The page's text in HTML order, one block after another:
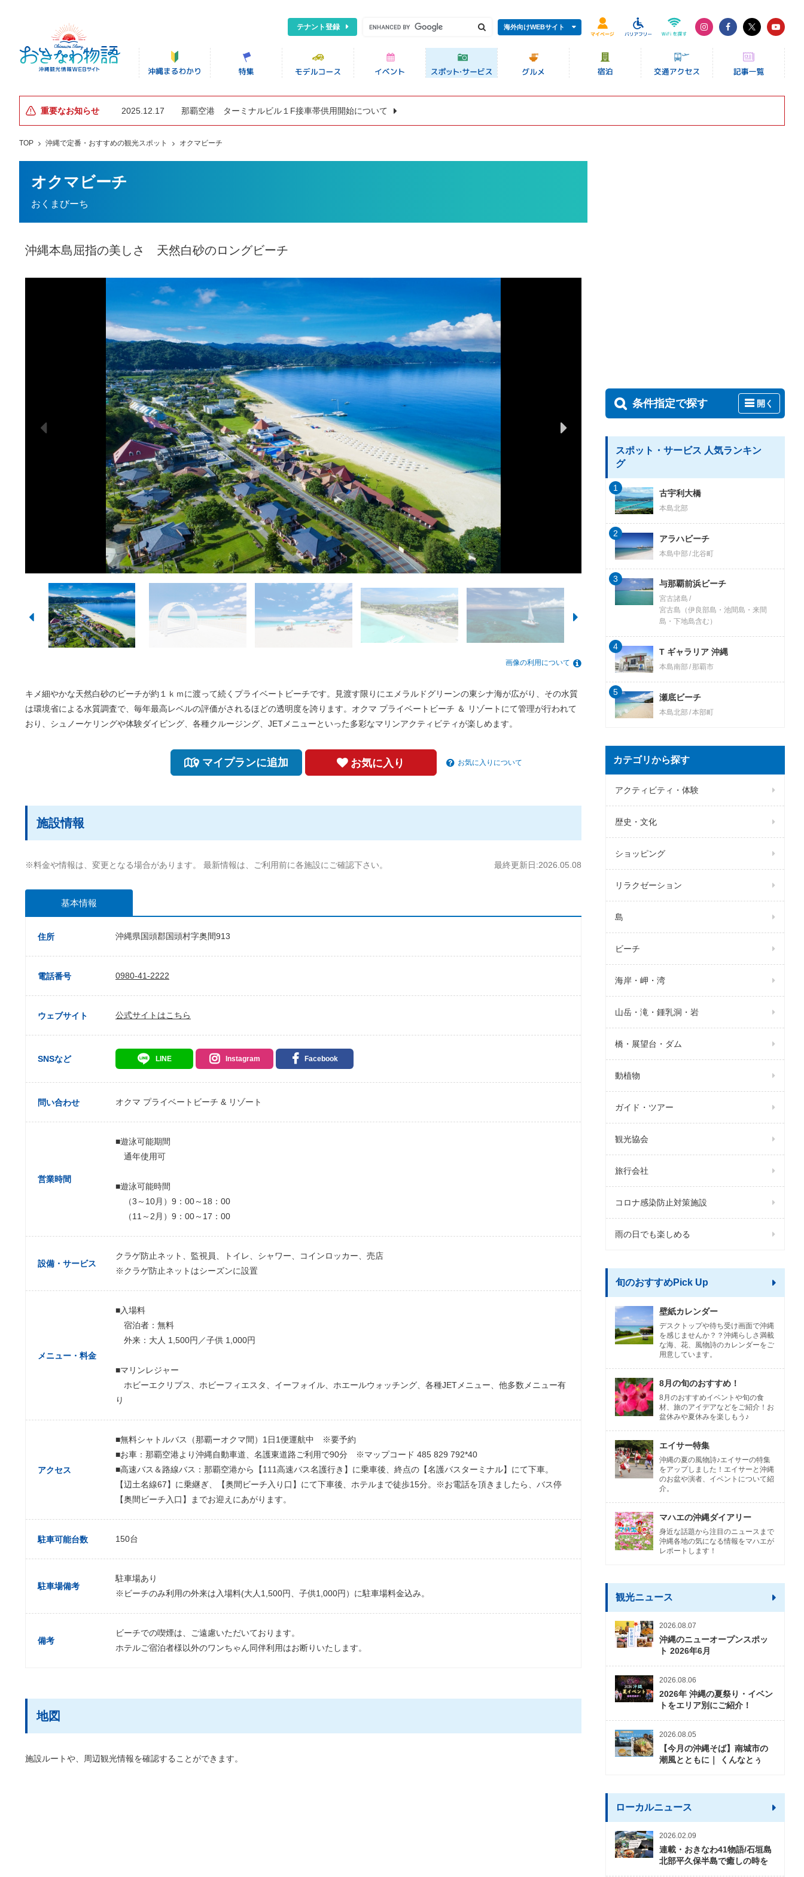
テナント登録 海外向けWEBサイト
重要なお知らせ 2025.12.17 那覇空港 ターミナルビル１F接車帯供用開始について
TOP 沖縄で定番・おすすめの観光スポット オクマビーチ
オクマビーチ
おくまびーち
沖縄本島屈指の美しさ 天然白砂のロングビーチ
画像の利用について
キメ細やかな天然白砂のビーチが約１ｋｍに渡って続くプライベートビーチです。見渡す限りにエメラルドグリーンの東シナ海が広がり、その水質
は環境省による水質調査で、毎年最高レベルの評価がされるほどの透明度を誇ります。オクマ プライベートビーチ ＆ リゾートにて管理が行われて
おり、シュノーケリングや体験ダイビング、各種クルージング、JETメニューといった多彩なマリンアクティビティが楽しめます。
マイプランに追加 お気に入り お気に入りについて
施設情報
※料金や情報は、変更となる場合があります。 最新情報は、ご利用前に各施設にご確認下さい。 最終更新日:2026.05.08
基本情報
住所 沖縄県国頭郡国頭村字奥間913
電話番号 0980-41-2222
ウェブサイト 公式サイトはこちら
SNSなど LINE Instagram Facebook
問い合わせ オクマ プライベートビーチ & リゾート
営業時間
■遊泳可能期間
通年使用可
■遊泳可能時間
（3～10月）9：00～18：00
（11～2月）9：00～17：00
設備・サービス
クラゲ防止ネット、監視員、トイレ、シャワー、コインロッカー、売店
※クラゲ防止ネットはシーズンに設置
メニュー・料金
■入場料
宿泊者：無料
外来：大人 1,500円／子供 1,000円
■マリンレジャー
ホビーエクリプス、ホビーフィエスタ、イーフォイル、ホエールウォッチング、各種JETメニュー、他多数メニュー有
り
アクセス
■無料シャトルバス（那覇ーオクマ間）1日1便運航中 ※要予約
■お車：那覇空港より沖縄自動車道、名護東道路ご利用で90分 ※マップコード 485 829 792*40
■高速バス＆路線バス：那覇空港から【111高速バス名護行き】に乗車後、終点の【名護バスターミナル】にて下車。
【辺土名線67】に乗継ぎ、【奥間ビーチ入り口】にて下車後、ホテルまで徒歩15分。※お電話を頂きましたら、バス停
【奥間ビーチ入口】までお迎えにあがります。
駐車可能台数 150台
駐車場備考
駐車場あり
※ビーチのみ利用の外来は入場料(大人1,500円、子供1,000円）に駐車場料金込み。
備考
ビーチでの喫煙は、ご遠慮いただいております。
ホテルご宿泊者様以外のワンちゃん同伴利用はお断りいたします。
地図
施設ルートや、周辺観光情報を確認することができます。
条件指定で探す 開く
スポット・サービス 人気ランキン
グ
古宇利大橋
本島北部
1
アラハビーチ
本島中部 北谷町
2
与那覇前浜ビーチ
宮古諸島
宮古島（伊良部島・池間島・来間
島・下地島含む）
3
T ギャラリア 沖縄
本島南部 那覇市
4
瀬底ビーチ
本島北部 本部町
5
カテゴリから探す
アクティビティ・体験
歴史・文化
ショッピング
リラクゼーション
島
ビーチ
海岸・岬・湾
山岳・滝・鍾乳洞・岩
橋・展望台・ダム
動植物
ガイド・ツアー
観光協会
旅行会社
コロナ感染防止対策施設
雨の日でも楽しめる
旬のおすすめPick Up
壁紙カレンダー
デスクトップや待ち受け画面で沖縄
を感じませんか？？沖縄らしさ満載
な海、花、風物詩のカレンダーをご
用意しています。
8月の旬のおすすめ！
8月のおすすめイベントや旬の食
材、旅のアイデアなどをご紹介！お
盆休みや夏休みを楽しもう♪
エイサー特集
沖縄の夏の風物詩♪エイサーの特集
をアップしました！エイサーと沖縄
のお盆や演者、イベントについて紹
介。
マハエの沖縄ダイアリー
身近な話題から注目のニュースまで
沖縄各地の気になる情報をマハエが
レポートします！
観光ニュース
2026.08.07
沖縄のニューオープンスポッ
ト 2026年6月
2026.08.06
2026年 沖縄の夏祭り・イベン
トをエリア別にご紹介！
2026.08.05
【今月の沖縄そば】南城市の
潮風とともに｜ くんなとぅ
ローカルニュース
2026.02.09
連載・おきなわ41物語/石垣島
北部平久保半島で癒しの時を